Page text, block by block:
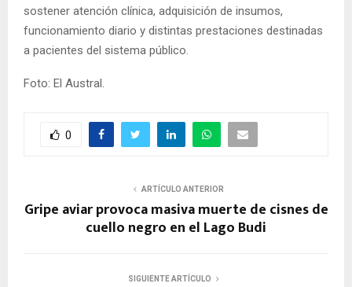
sostener atención clínica, adquisición de insumos,
funcionamiento diario y distintas prestaciones destinadas
a pacientes del sistema público.
Foto: El Austral.
0
ARTÍCULO ANTERIOR
Gripe aviar provoca masiva muerte de cisnes de
cuello negro en el Lago Budi
SIGUIENTE ARTÍCULO